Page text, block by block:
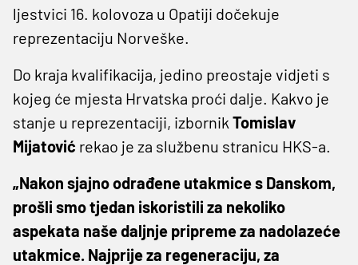
ljestvici 16. kolovoza u Opatiji dočekuje
reprezentaciju Norveške.
Do kraja kvalifikacija, jedino preostaje vidjeti s
kojeg će mjesta Hrvatska proći dalje. Kakvo je
stanje u reprezentaciji, izbornik Tomislav
Mijatović rekao je za službenu stranicu HKS-a.
„Nakon sjajno odrađene utakmice s Danskom,
prošli smo tjedan iskoristili za nekoliko
aspekata naše daljnje pripreme za nadolazeće
utakmice. Najprije za regeneraciju, za